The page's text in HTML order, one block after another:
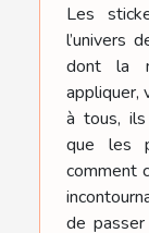
Les
l’univers
dont la
appliquer,
à tous,
que les
comment
de